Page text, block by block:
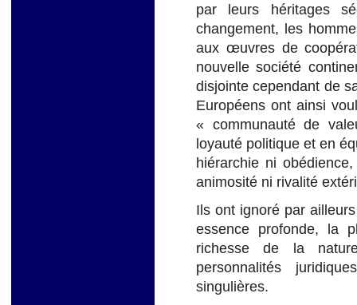
par leurs héritages
changement, les
aux œuvres de
nouvelle société
disjointe cependant de
Européens ont ainsi
« communauté de
loyauté politique et en
hiérarchie ni
animosité ni rivalité
Ils ont ignoré par
essence profonde, la
richesse de la
personnalités
singulières.